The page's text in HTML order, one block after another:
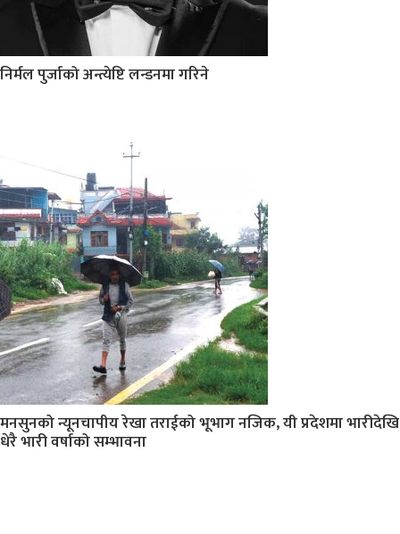
निर्मल पुर्जाको अन्त्येष्टि लन्डनमा गरिने
मनसुनको न्यूनचापीय रेखा तराईको भूभाग नजिक, यी प्रदेशमा भारीदेखि
धेरै भारी वर्षाको सम्भावना